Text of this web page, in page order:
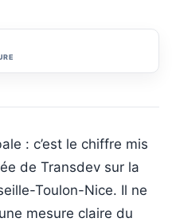
: c’est le chiffre mis
de Transdev sur la
Toulon-Nice. Il ne
mesure claire du